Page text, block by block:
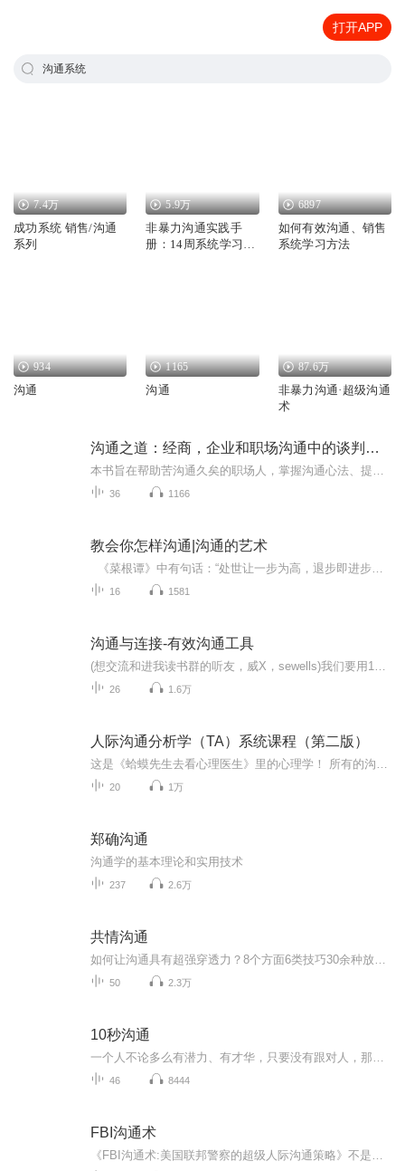
打开APP
沟通系统
7.4万
成功系统 销售/沟通
系列
5.9万
非暴力沟通实践手
册：14周系统学习非
6897
如何有效沟通、销售
系统学习方法
934
沟通
1165
沟通
87.6万
非暴力沟通·超级沟通
术
沟通之道：经商，企业和职场沟通中的谈判说服和表达技巧｜向上沟通、平级沟通、向下沟通、会议发言以及沟通进阶
36 1166
教会你怎样沟通|沟通的艺术
16 1581
沟通与连接-有效沟通工具
26 1.6万
人际沟通分析学（TA）系统课程（第二版）
20 1万
郑确沟通
沟通学的基本理论和实用技术
237 2.6万
共情沟通
50 2.3万
10秒沟通
46 8444
FBI沟通术